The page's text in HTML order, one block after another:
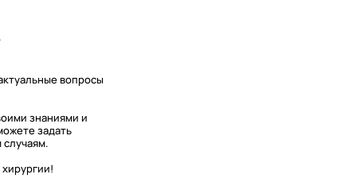
вопросы
знаниями и
задать